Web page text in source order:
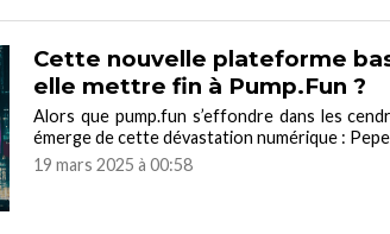
Cette nouvelle plateforme
elle mettre fin à Pump.Fun ?
Alors que pump.fun s’effondre dans les
émerge de cette dévastation numérique :
19 mars 2025 à 00:58